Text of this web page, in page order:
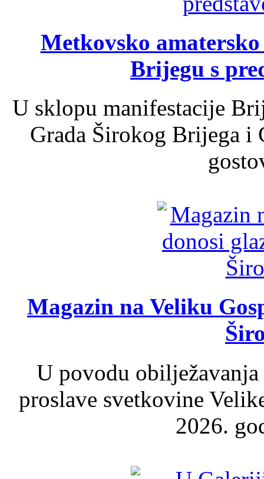
Metkovsko
Brijegu s
U sklopu manifestacije
Grada Širokog Brijega
Magazin na Veliku
U povodu
proslave svetkovine
2026.